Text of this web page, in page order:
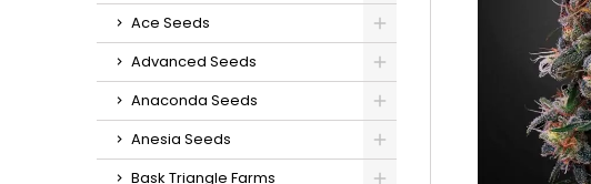
Ace Seeds
Advanced Seeds
Anaconda Seeds
Anesia Seeds
Bask Triangle Farms